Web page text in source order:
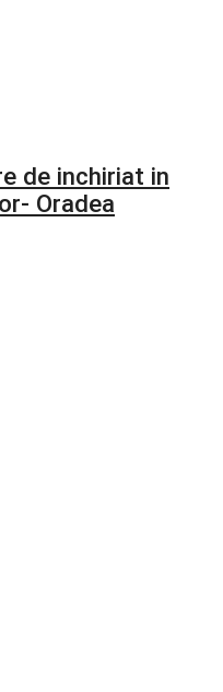
de inchiriat in
Oradea